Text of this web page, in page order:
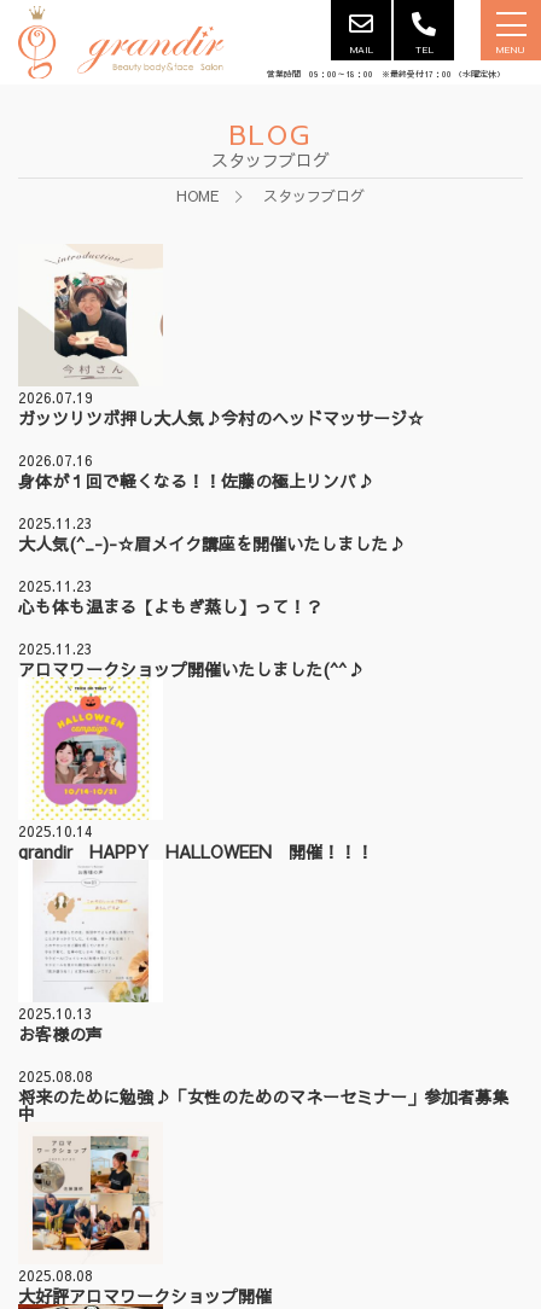
MAIL TEL MENU
営業時間 09：00～18：00 ※最終受付17：00 （水曜定休）
BLOG
スタッフブログ
HOME スタッフブログ
2026.07.19
ガッツリツボ押し大人気♪今村のヘッドマッサージ☆
2026.07.16
身体が１回で軽くなる！！佐藤の極上リンパ♪
2025.11.23
大人気(^_-)-☆眉メイク講座を開催いたしました♪
2025.11.23
心も体も温まる【よもぎ蒸し】って！？
2025.11.23
アロマワークショップ開催いたしました(^^♪
2025.10.14
grandir HAPPY HALLOWEEN 開催！！！
2025.10.13
お客様の声
2025.08.08
将来のために勉強♪「女性のためのマネーセミナー」参加者募集
中
2025.08.08
大好評アロマワークショップ開催